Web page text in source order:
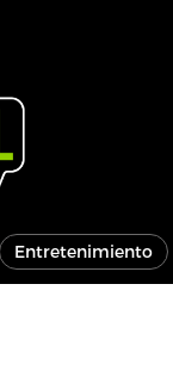
Entretenimiento